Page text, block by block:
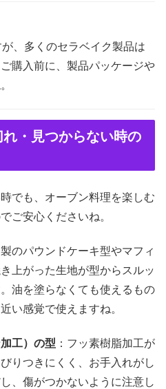
、多くのセラベイク製品は
購入前に、製品パッケージや
・見つからない時の
でも、オーブン料理を楽しむ
ご安心くださいね。
製のパウンドケーキ型やマフィ
上がった生地が型からスルッ
油を塗らなくても使えるもの
い感覚で使えますね。
工）の型 ：フッ素樹脂加工が
りつきにくく、お手入れがし
、傷がつかないように注意し